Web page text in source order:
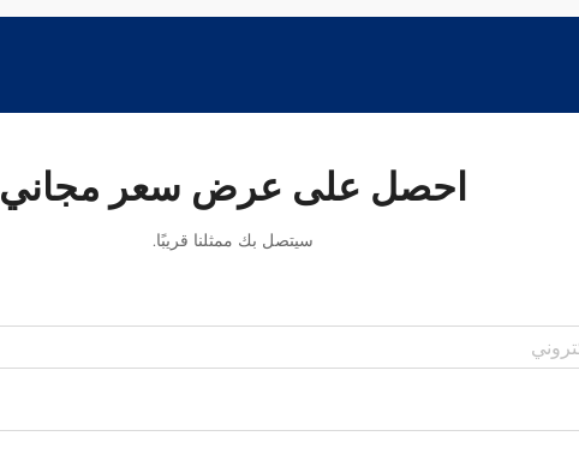
احصل على عرض سعر مجاني
سيتصل بك ممثلنا قريبًا.